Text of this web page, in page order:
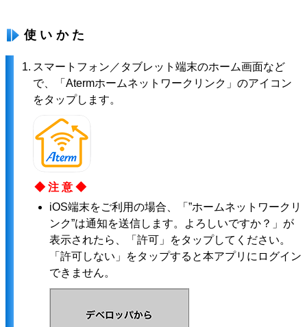
使いかた
1. スマートフォン／タブレット端末のホーム画面など
で、「Atermホームネットワークリンク」のアイコン
をタップします。
◆注意◆
iOS端末をご利用の場合、「”ホームネットワークリ
ンク”は通知を送信します。よろしいですか？」が
表示されたら、「許可」をタップしてください。
「許可しない」をタップすると本アプリにログイン
できません。